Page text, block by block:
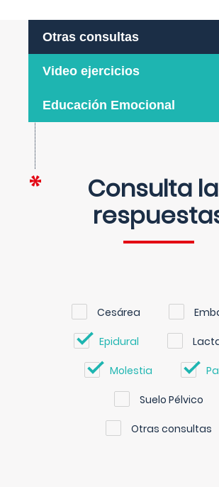
Otras consultas
Video ejercicios
Educación Emocional
Consulta
Cesárea
Epidural
Molestia
Suelo Pélvico
Otras consultas